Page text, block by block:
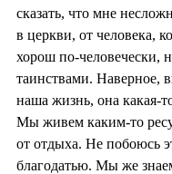
сказать, что мне
в церкви, от человека,
хорош по-человечески,
таинствами. Наверное,
наша жизнь, она какая-
Мы живем каким-то
от отдыха. Не побоюсь
благодатью. Мы же